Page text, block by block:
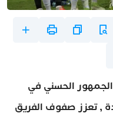
الجمهور الحسني في
, تعزز صفوف الفريق